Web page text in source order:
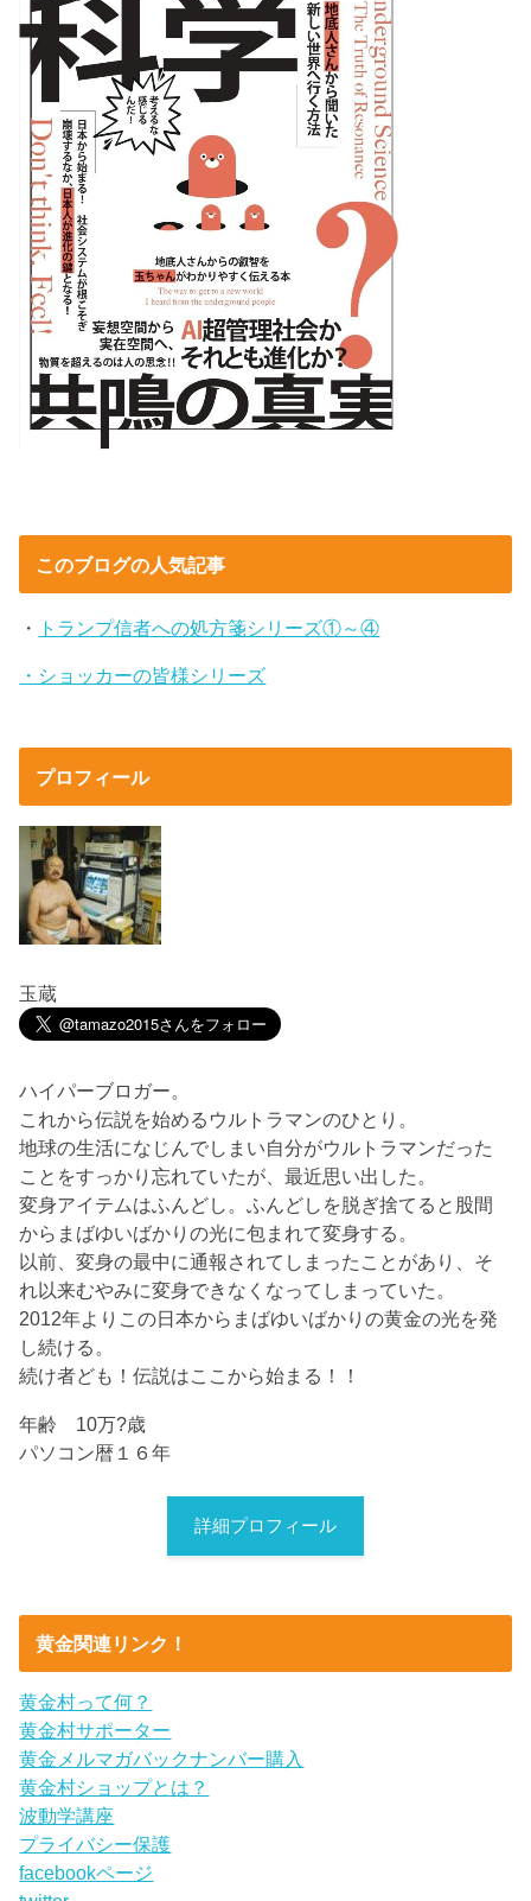
このブログの人気記事
・ トランプ信者への処方箋シリーズ①～④
・ショッカーの皆様シリーズ
プロフィール
玉蔵
ハイパーブロガー。
これから伝説を始めるウルトラマンのひとり。
地球の生活になじんでしまい自分がウルトラマンだった
ことをすっかり忘れていたが、最近思い出した。
変身アイテムはふんどし。ふんどしを脱ぎ捨てると股間
からまばゆいばかりの光に包まれて変身する。
以前、変身の最中に通報されてしまったことがあり、そ
れ以来むやみに変身できなくなってしまっていた。
2012年よりこの日本からまばゆいばかりの黄金の光を発
し続ける。
続け者ども！伝説はここから始まる！！
年齢 10万?歳
パソコン暦１６年
詳細プロフィール
黄金関連リンク！
黄金村って何？
黄金村サポーター
黄金メルマガバックナンバー購入
黄金村ショップとは？
波動学講座
プライバシー保護
facebookページ